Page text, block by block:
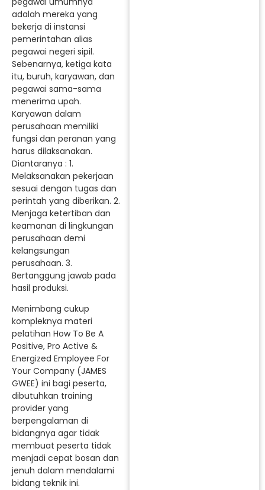
adalah mereka yang
bekerja di instansi
pemerintahan alias
pegawai negeri sipil.
Sebenarnya, ketiga kata
itu, buruh, karyawan, dan
pegawai sama-sama
menerima upah.
Karyawan dalam
perusahaan memiliki
fungsi dan peranan yang
harus dilaksanakan.
Diantaranya : 1.
Melaksanakan pekerjaan
sesuai dengan tugas dan
perintah yang diberikan. 2.
Menjaga ketertiban dan
keamanan di lingkungan
perusahaan demi
kelangsungan
perusahaan. 3.
Bertanggung jawab pada
hasil produksi.
Menimbang cukup
kompleknya materi
pelatihan How To Be A
Positive, Pro Active &
Energized Employee For
Your Company (JAMES
GWEE) ini bagi peserta,
dibutuhkan training
provider yang
berpengalaman di
bidangnya agar tidak
membuat peserta tidak
menjadi cepat bosan dan
jenuh dalam mendalami
bidang teknik ini.